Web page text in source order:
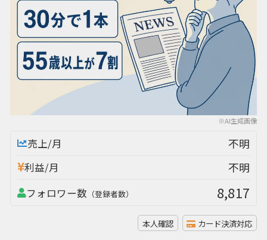
※AI生成画像
売上/月 不明
利益/月 不明
フォロワー数 （登録者数） 8,817
本人確認 カード決済対応